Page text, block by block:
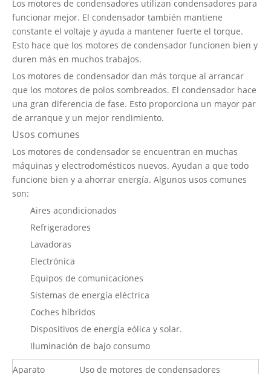
Los motores de condensadores utilizan condensadores para
funcionar mejor. El condensador también mantiene
constante el voltaje y ayuda a mantener fuerte el torque.
Esto hace que los motores de condensador funcionen bien y
duren más en muchos trabajos.
Los motores de condensador dan más torque al arrancar
que los motores de polos sombreados. El condensador hace
una gran diferencia de fase. Esto proporciona un mayor par
de arranque y un mejor rendimiento.
Usos comunes
Los motores de condensador se encuentran en muchas
máquinas y electrodomésticos nuevos. Ayudan a que todo
funcione bien y a ahorrar energía. Algunos usos comunes
son:
Aires acondicionados
Refrigeradores
Lavadoras
Electrónica
Equipos de comunicaciones
Sistemas de energía eléctrica
Coches híbridos
Dispositivos de energía eólica y solar.
Iluminación de bajo consumo
Aparato
Uso de motores de condensadores